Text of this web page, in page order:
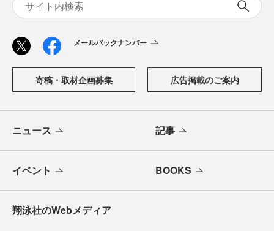
メールバックナンバー
寄稿・取材企画募集 広告掲載のご案内
ニュース 記事
イベント BOOKS
翔泳社のWebメディア